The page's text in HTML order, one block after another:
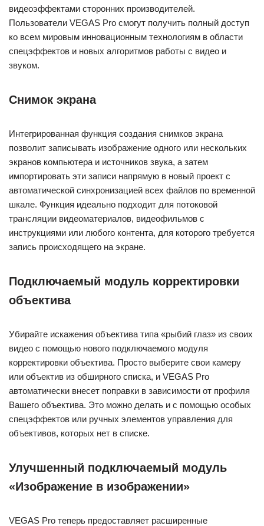
видеоэффектами сторонних производителей.
Пользователи VEGAS Pro смогут получить полный доступ
ко всем мировым инновационным технологиям в области
спецэффектов и новых алгоритмов работы с видео и
звуком.
Снимок экрана
Интегрированная функция создания снимков экрана
позволит записывать изображение одного или нескольких
экранов компьютера и источников звука, а затем
импортировать эти записи напрямую в новый проект с
автоматической синхронизацией всех файлов по временной
шкале. Функция идеально подходит для потоковой
трансляции видеоматериалов, видеофильмов с
инструкциями или любого контента, для которого требуется
запись происходящего на экране.
Подключаемый модуль корректировки
объектива
Убирайте искажения объектива типа «рыбий глаз» из своих
видео с помощью нового подключаемого модуля
корректировки объектива. Просто выберите свои камеру
или объектив из обширного списка, и VEGAS Pro
автоматически внесет поправки в зависимости от профиля
Вашего объектива. Это можно делать и с помощью особых
спецэффектов или ручных элементов управления для
объективов, которых нет в списке.
Улучшенный подключаемый модуль
«Изображение в изображении»
VEGAS Pro теперь предоставляет расширенные